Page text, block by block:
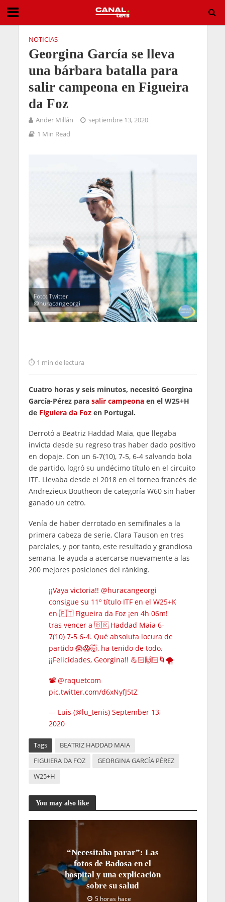
NOTICIAS
Georgina García se lleva
una bárbara batalla para
salir campeona en Figueira
da Foz
Ander Millán
septiembre 13, 2020
1 Min Read
Foto: Twitter
@huracangeorgi
1 min de lectura
Cuatro horas y seis minutos, necesitó Georgina
García-Pérez parasalir campeonaen el W25+H
de Figuiera da Fozen Portugal.
Derrotó a Beatriz Haddad Maia, que llegaba
invicta desde su regreso tras haber dado positivo
en dopaje. Con un 6-7(10), 7-5, 6-4 salvando bola
de partido, logró su undécimo título en el circuito
ITF. Llevaba desde el 2018 en el torneo francés de
Andrezieux Boutheon de categoría W60 sin haber
ganado un cetro.
Venía de haber derrotado en semifinales a la
primera cabeza de serie, Clara Tauson en tres
parciales, y por tanto, este resultado y grandiosa
semana, le ayuda a acercarse nuevamente a las
200 mejores posiciones del ránking.
¡¡Vaya victoria!! @huracangeorgi
consigue su 11º título ITF en el W25+K
en 🇵🇹 Figueira da Foz ¡en 4h 06m!
tras vencer a 🇧🇷 Haddad Maia 6-
7(10) 7-5 6-4. Qué absoluta locura de
partido 😱😱🤯, ha tenido de todo.
¡¡Felicidades, Georgina!! 💪🏻🙌🏻🌀🌪️
📽️ @raquetcom
pic.twitter.com/d6xNyfJ5tZ
— Luis (@lu_tenis) September 13,
2020
Tags
BEATRIZ HADDAD MAIA
FIGUIERA DA FOZ
GEORGINA GARCÍA PÉREZ
W25+H
You may also like
“Necesitaba parar”: Las
fotos de Badosa en el
hospital y una explicación
sobre su salud
5 horas hace